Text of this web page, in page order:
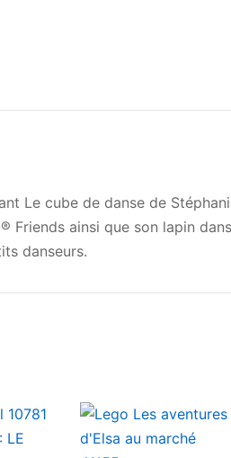
Le cube de danse de
Friends ainsi que son lapin dans
danseurs.